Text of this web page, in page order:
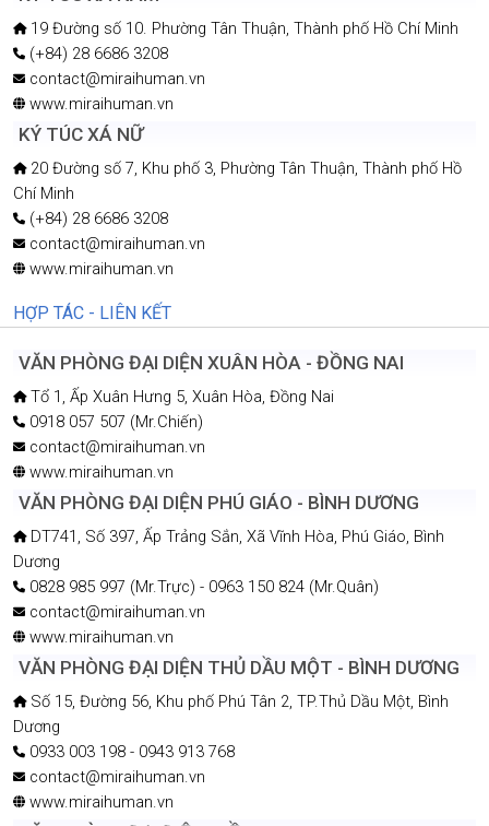
〒211-0002 Kanagawa, Kawasaki, Nakahara Kamimaruko
Sannocho 2-1341-10
(+81)4 4865 8515
contact@miraihuman.vn
www.miraihuman.vn
KÝ TÚC XÁ
KÝ TÚC XÁ NAM
19 Đường số 10. Phường Tân Thuận, Thành phố Hồ Chí Minh
(+84) 28 6686 3208
contact@miraihuman.vn
www.miraihuman.vn
KÝ TÚC XÁ NỮ
20 Đường số 7, Khu phố 3, Phường Tân Thuận, Thành phố Hồ
Chí Minh
(+84) 28 6686 3208
contact@miraihuman.vn
www.miraihuman.vn
HỢP TÁC - LIÊN KẾT
VĂN PHÒNG ĐẠI DIỆN XUÂN HÒA - ĐỒNG NAI
Tổ 1, Ấp Xuân Hưng 5, Xuân Hòa, Đồng Nai
0918 057 507 (Mr.Chiến)
contact@miraihuman.vn
www.miraihuman.vn
VĂN PHÒNG ĐẠI DIỆN PHÚ GIÁO - BÌNH DƯƠNG
DT741, Số 397, Ấp Trảng Sắn, Xã Vĩnh Hòa, Phú Giáo, Bình
Dương
0828 985 997 (Mr.Trực) - 0963 150 824 (Mr.Quân)